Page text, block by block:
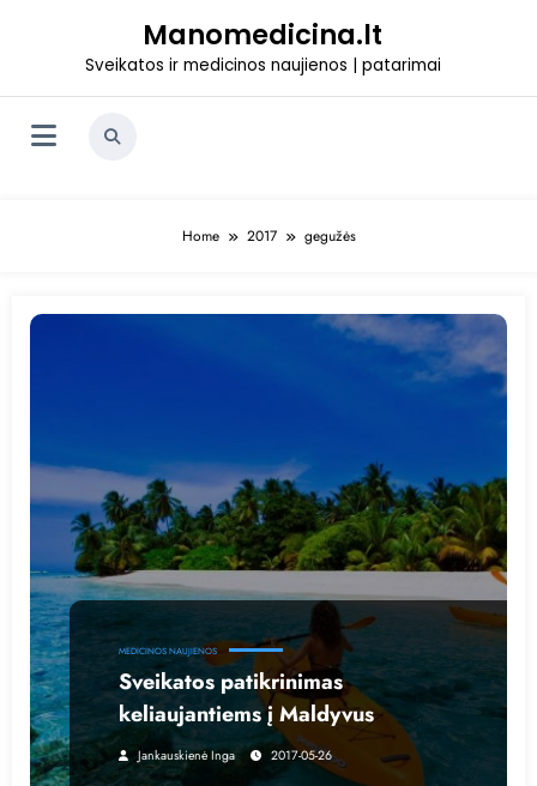
Manomedicina.lt
Sveikatos ir medicinos naujienos | patarimai
Home 2017 gegužės
MEDICINOS NAUJIENOS
Sveikatos patikrinimas
keliaujantiems į Maldyvus
Jankauskienė Inga 2017-05-26